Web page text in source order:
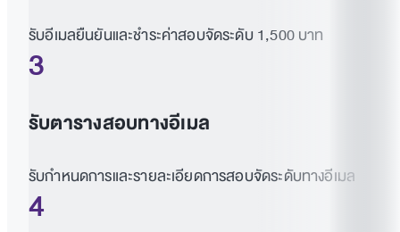
รับอีเมลยืนยันและชำระค่าสอบจัดระดับ 1,500 บาท
3
รับตารางสอบทางอีเมล
รับกำหนดการและรายละเอียดการสอบจัดระดับทางอีเมล
4